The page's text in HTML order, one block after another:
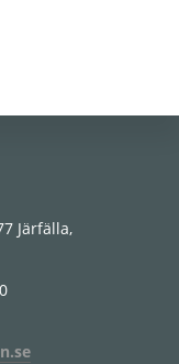
Järfälla,